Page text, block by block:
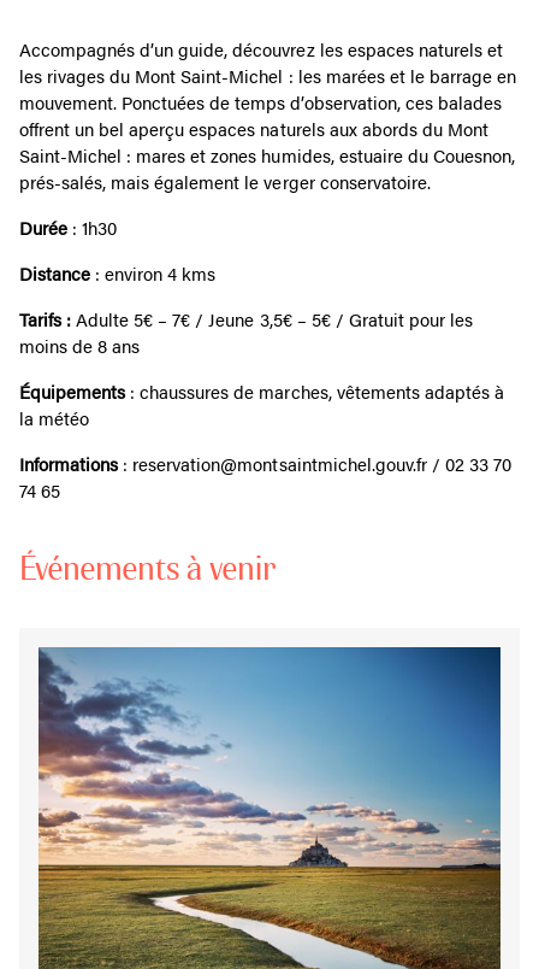
Accompagnés d’un guide, découvrez les espaces naturels et
les rivages du Mont Saint-Michel : les marées et le barrage en
mouvement. Ponctuées de temps d’observation, ces balades
offrent un bel aperçu espaces naturels aux abords du Mont
Saint-Michel : mares et zones humides, estuaire du Couesnon,
prés-salés, mais également le verger conservatoire.
Durée : 1h30
Distance : environ 4 kms
Tarifs :Adulte 5€ – 7€ / Jeune 3,5€ – 5€ / Gratuit pour les
moins de 8 ans
Équipements: chaussures de marches, vêtements adaptés à
la météo
Informations: reservation@montsaintmichel.gouv.fr / 02 33 70
74 65
Événements à venir